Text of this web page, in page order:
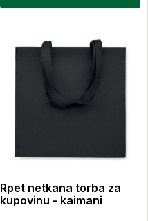
Rpet netkana torba za
kupovinu - kaimani